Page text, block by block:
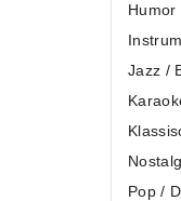
Humor
Jazz /
Pop /